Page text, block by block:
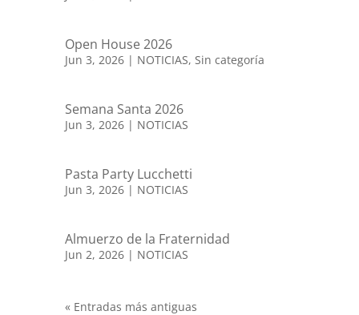
Open House 2026
Jun 3, 2026| NOTICIAS, Sin categoría
Semana Santa 2026
Jun 3, 2026| NOTICIAS
Pasta Party Lucchetti
Jun 3, 2026| NOTICIAS
Almuerzo de la Fraternidad
Jun 2, 2026| NOTICIAS
« Entradas más antiguas